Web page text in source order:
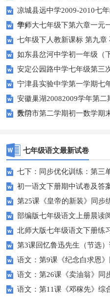
凉城县远中学2009-2010七
学)
华师大七年级下第六章一元
七年级下人教新课标 第九章
如东县岔河中学初一年级（
安定公园路中学七年级第三
宁津县实验中学第一学期七
安徽巢湖20082009学年第
数学
天门市第二学期初一数学期
七年级语文最新试卷
七下：同步优化训练：第三
初一语文下册期中试卷及答
第25课《皇帝的新装》同步
部编版七年级语文上册晨读
北师大版七年级语文下册练
第3课回忆鲁迅先生（节选
语文：第9课《纪念白求恩
语文：第26课《卖油翁》同
语文：第11课《邓稼先》综